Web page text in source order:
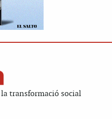
transformació social